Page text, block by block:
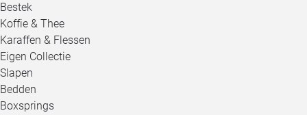
Bestek
Koffie & Thee
Karaffen & Flessen
Eigen Collectie
Slapen
Bedden
Boxsprings